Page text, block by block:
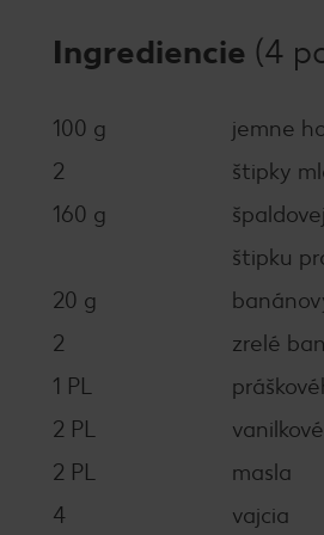
Ingrediencie (4
100 g
jemne
2
štipky
160 g
štipku
20 g
2
zrelé
1 PL
2 PL
2 PL
masla
4
vajcia